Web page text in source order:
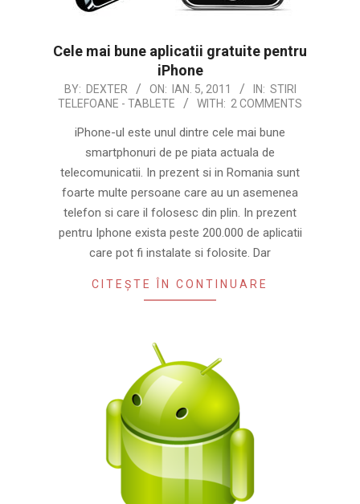
Cele mai bune aplicatii gratuite pentru
iPhone
2011-
01-
BY: DEXTER ON: IAN. 5, 2011 IN: STIRI
TELEFOANE - TABLETE
WITH: 2 COMMENTS
iPhone-ul este unul dintre cele mai bune
smartphonuri de pe piata actuala de
telecomunicatii. In prezent si in Romania sunt
foarte multe persoane care au un asemenea
telefon si care il folosesc din plin. In prezent
pentru Iphone exista peste 200.000 de aplicatii
care pot fi instalate si folosite. Dar
CITEȘTE ÎN CONTINUARE